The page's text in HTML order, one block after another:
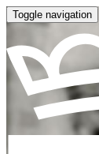
Toggle navigation